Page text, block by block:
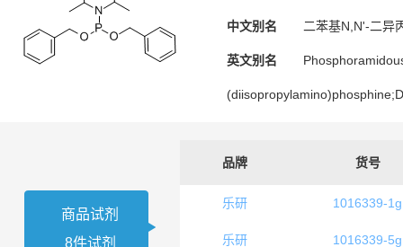
60% 75% (
~1250 98% ( 50% i
中文别名 二苯基N,N'-二异
英文别名
商品试剂
8件试剂
品牌 货号
乐研 1016339-1g
乐研 1016339-5g